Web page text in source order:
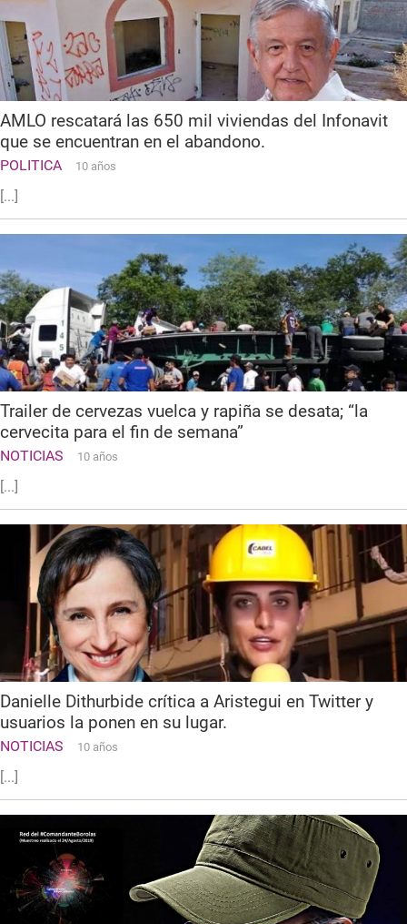
AMLO rescatará las 650 mil viviendas del Infonavit
que se encuentran en el abandono.
POLITICA 10 años
[...]
Trailer de cervezas vuelca y rapiña se desata; “la
cervecita para el fin de semana”
NOTICIAS 10 años
[...]
Danielle Dithurbide crítica a Aristegui en Twitter y
usuarios la ponen en su lugar.
NOTICIAS 10 años
[...]